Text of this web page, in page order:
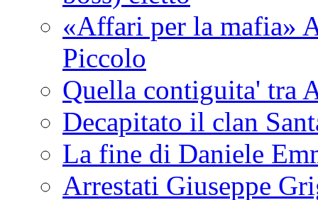
«Affari per la mafia»
Piccolo
Quella contiguita' tra
Decapitato il clan
La fine di Daniele
Arrestati Giuseppe